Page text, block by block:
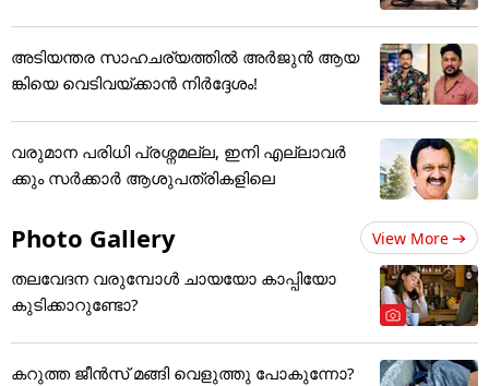
അടിയന്തര സാഹചര്യത്തിൽ അർജുൻ ആയ
ങ്കിയെ വെടിവയ്ക്കാൻ നിർദ്ദേശം!
വരുമാന പരിധി പ്രശ്നമല്ല, ഇനി എല്ലാവർ
ക്കും സർക്കാർ ആശുപത്രികളിലെ
Photo Gallery View More
തലവേദന വരുമ്പോൾ ചായയോ കാപ്പിയോ
കുടിക്കാറുണ്ടോ?
കറുത്ത ജീൻസ് മങ്ങി വെളുത്തു പോകുന്നോ?